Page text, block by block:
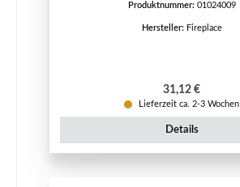
Produktnummer: 01024009
Hersteller: Fireplace
Regulärer Preis:
31,12 €
Lieferzeit ca. 2-3 Wochen
Details